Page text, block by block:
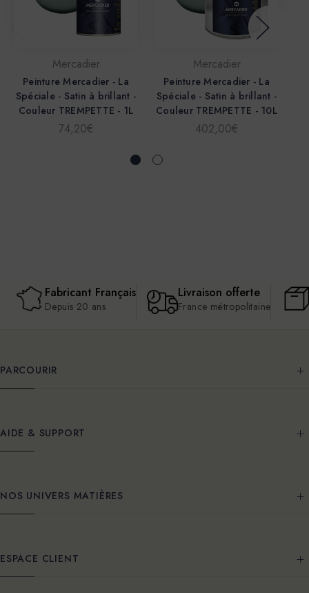
Mercadier
Peinture Mercadier - La
Spéciale - Satin à brillant -
Couleur TREMPETTE - 1L
74,20€
Mercadier
Peinture Mercadier - La
Spéciale - Satin à brillant -
Couleur TREMPETTE - 10L
402,00€
Fabricant Français
Depuis 20 ans
Livraison offerte
France métropolitaine
PARCOURIR
AIDE & SUPPORT
NOS UNIVERS MATIÈRES
ESPACE CLIENT